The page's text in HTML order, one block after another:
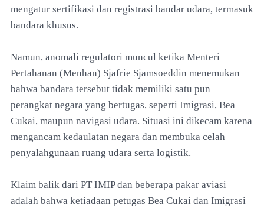
mengatur sertifikasi dan registrasi bandar udara, termasuk
bandara khusus.
Namun, anomali regulatori muncul ketika Menteri
Pertahanan (Menhan) Sjafrie Sjamsoeddin menemukan
bahwa bandara tersebut tidak memiliki satu pun
perangkat negara yang bertugas, seperti Imigrasi, Bea
Cukai, maupun navigasi udara. Situasi ini dikecam karena
mengancam kedaulatan negara dan membuka celah
penyalahgunaan ruang udara serta logistik.
Klaim balik dari PT IMIP dan beberapa pakar aviasi
adalah bahwa ketiadaan petugas Bea Cukai dan Imigrasi